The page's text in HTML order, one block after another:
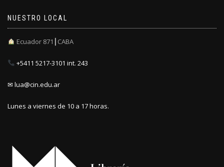
NUESTRO LOCAL
Ecuador 871┃CABA
+5411 5217-3101 int. 243
✉ lua@cin.edu.ar
Lunes a viernes de 10 a 17 horas.